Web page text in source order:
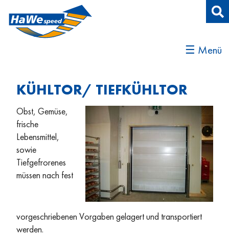
☰ Menü
KÜHLTOR/ TIEFKÜHLTOR
Obst, Gemüse,
frische
Lebensmittel,
sowie
Tiefgefrorenes
müssen nach fest
vorgeschriebenen Vorgaben gelagert und transportiert
werden.